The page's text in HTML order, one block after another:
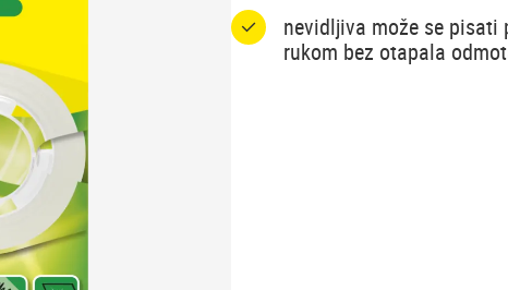
nevidljiva može se pisati
rukom bez otapala